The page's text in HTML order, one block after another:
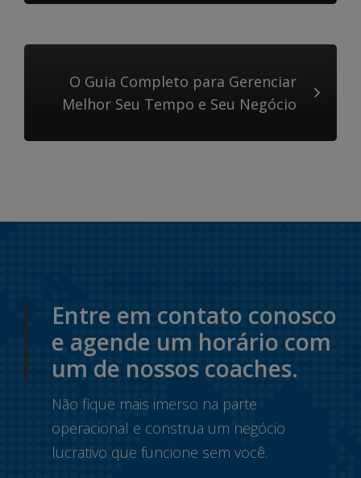
O Guia Completo para Gerenciar
Melhor Seu Tempo e Seu Negócio
Entre em contato conosco
e agende um horário com
um de nossos coaches.
Não fique mais imerso na parte
operacional e construa um negócio
lucrativo que funcione sem você.